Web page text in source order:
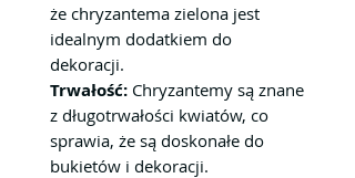
że chryzantema zielona jest
idealnym dodatkiem do
dekoracji.
Trwałość: Chryzantemy są znane
z długotrwałości kwiatów, co
sprawia, że są doskonałe do
bukietów i dekoracji.